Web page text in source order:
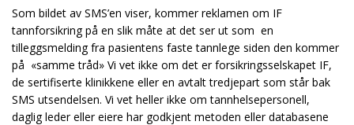
Som bildet av SMS’en viser, kommer reklamen om IF
tannforsikring på en slik måte at det ser ut som en
tilleggsmelding fra pasientens faste tannlege siden den kommer
på «samme tråd» Vi vet ikke om det er forsikringsselskapet IF,
de sertifiserte klinikkene eller en avtalt tredjepart som står bak
SMS utsendelsen. Vi vet heller ikke om tannhelsepersonell,
daglig leder eller eiere har godkjent metoden eller databasene